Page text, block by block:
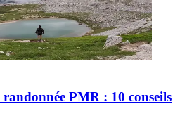
PMR : 10 conseils